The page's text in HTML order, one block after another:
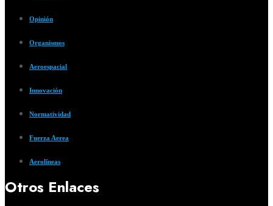
Opinión
Organismos
Aeroespacial
Innovación
Normatividad
Fuerza Aerea
Aerolíneas
Otros Enlaces